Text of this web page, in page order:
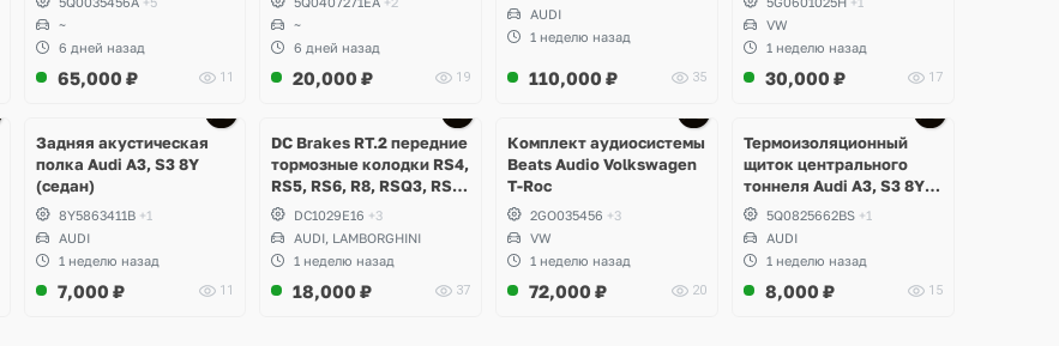
~
6 дней назад
65,000 ₽ 11
~
6 дней назад
20,000 ₽ 19
AUDI
1 неделю назад
110,000 ₽ 35
VW
1 неделю назад
30,000 ₽ 17
Задняя акустическая
полка Audi A3, S3 8Y
(седан)
8Y5863411B +1
AUDI
1 неделю назад
7,000 ₽ 11
DC Brakes RT.2 передние
тормозные колодки RS4,
RS5, RS6, R8, RSQ3, RS3
8V (комплект 8 шт)
DC1029E16 +3
AUDI, LAMBORGHINI
1 неделю назад
18,000 ₽ 37
Комплект аудиосистемы
Beats Audio Volkswagen
T-Roc
2GO035456 +3
VW
1 неделю назад
72,000 ₽ 20
Термоизоляционный
щиток центрального
тоннеля Audi A3, S3 8Y
(Седан)
5Q0825662BS +1
AUDI
1 неделю назад
8,000 ₽ 15